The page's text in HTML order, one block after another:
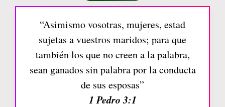
“Asimismo vosotras, mujeres, estad
sujetas a vuestros maridos; para que
también los que no creen a la palabra,
sean ganados sin palabra por la conducta
de sus esposas”
1 Pedro 3:1